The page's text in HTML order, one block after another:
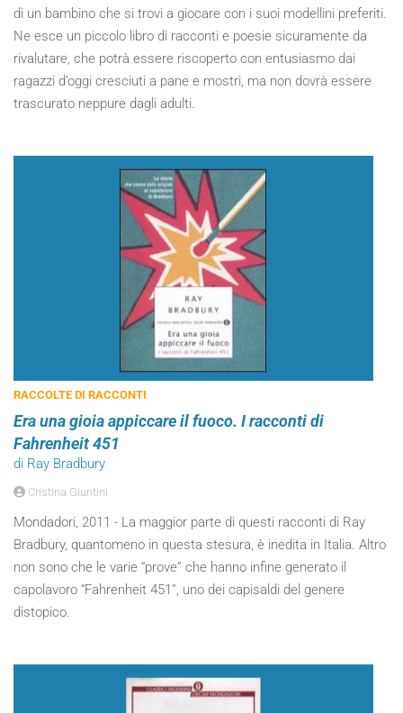
di un bambino che si trovi a giocare con i suoi modellini preferiti.
Ne esce un piccolo libro di racconti e poesie sicuramente da
rivalutare, che potrà essere riscoperto con entusiasmo dai
ragazzi d’oggi cresciuti a pane e mostri, ma non dovrà essere
trascurato neppure dagli adulti.
RACCOLTE DI RACCONTI
Era una gioia appiccare il fuoco. I racconti di
Fahrenheit 451
di Ray Bradbury
Cristina Giuntini
Mondadori, 2011 - La maggior parte di questi racconti di Ray
Bradbury, quantomeno in questa stesura, è inedita in Italia. Altro
non sono che le varie “prove” che hanno infine generato il
capolavoro “Fahrenheit 451”, uno dei capisaldi del genere
distopico.